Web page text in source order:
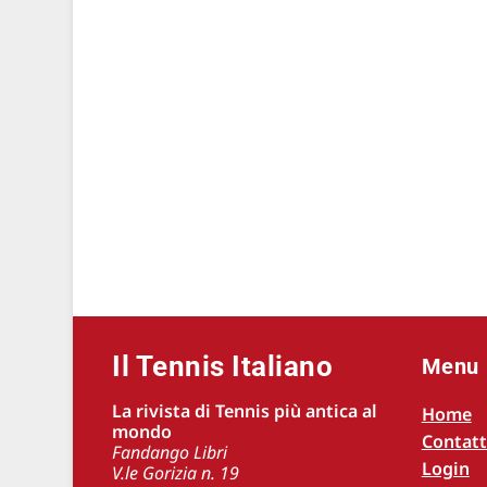
Il Tennis Italiano
La rivista di Tennis più antica al
mondo
Fandango Libri
V.le Gorizia n. 19
Menu
Home
Login